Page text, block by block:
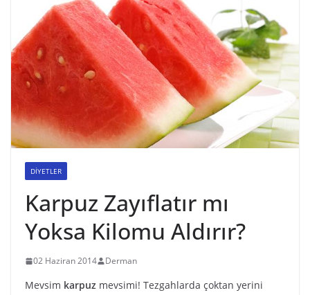
DİYETLER
Karpuz Zayıflatır mı
Yoksa Kilomu Aldırır?
02 Haziran 2014 Derman
Mevsim karpuz mevsimi! Tezgahlarda çoktan yerini